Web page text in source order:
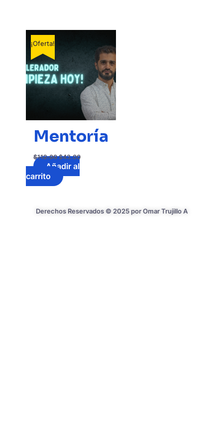
¡Oferta!
Mentoría
$112.00 $43.00
Añadir al
carrito
Derechos Reservados © 2025 por Omar Trujillo A